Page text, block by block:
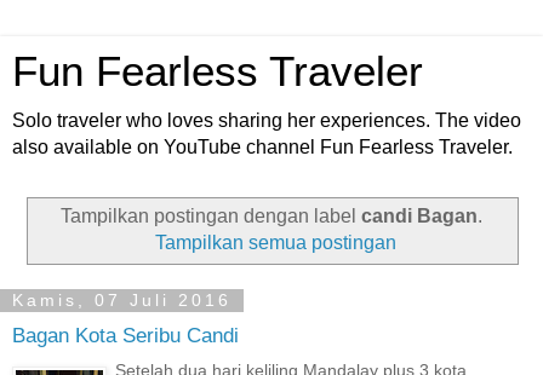
Fun Fearless Traveler
Solo traveler who loves sharing her experiences. The video
also available on YouTube channel Fun Fearless Traveler.
Tampilkan postingan dengan label candi Bagan.
Tampilkan semua postingan
Kamis, 07 Juli 2016
Bagan Kota Seribu Candi
Setelah dua hari keliling Mandalay plus 3 kota